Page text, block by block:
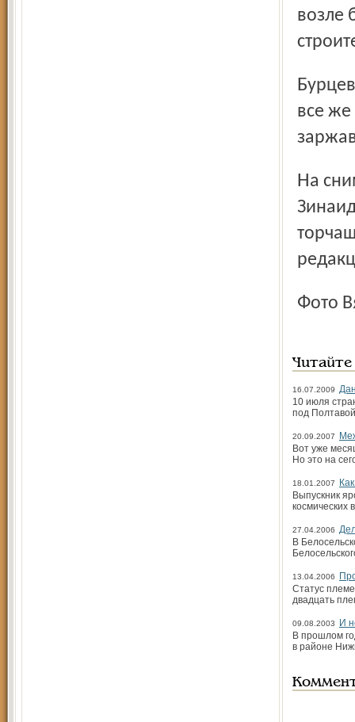
возле
Бурцев в эти слухи не очень верит. Но если подземелье
все же
На снимках: один из входов в подземелье показывает
Фото
16.07.2009
10 июля
под
20.09.2007
Вот уже
Но это на
18.01.2007
Выпускник
космических
27.04.2006
В
13.04.2006
Статус
двадцать
09.08.2003
И
В прошлом
в районе